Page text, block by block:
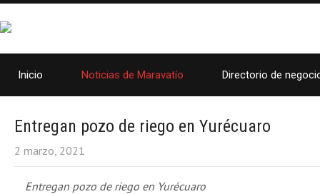
Inicio Noticias de Maravatío Directorio de
Entregan pozo de riego en Yurécuaro
2 marzo, 2021
Entregan pozo de riego en Yurécuaro